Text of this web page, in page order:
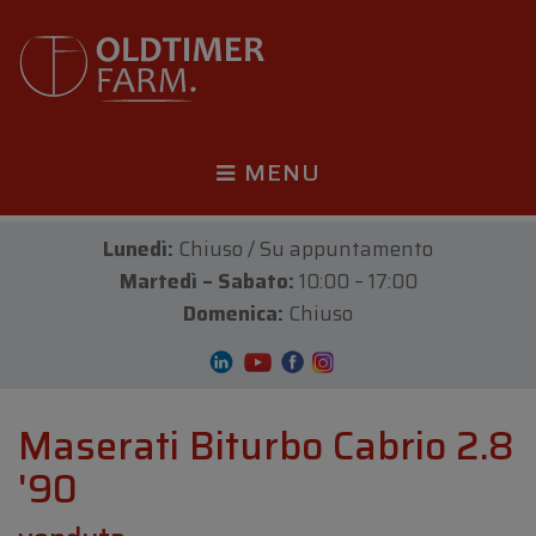
MENU
Lunedì: Chiuso / Su appuntamento
Martedì – Sabato:10:00 – 17:00
Domenica: Chiuso
Maserati Biturbo Cabrio 2.8
'90